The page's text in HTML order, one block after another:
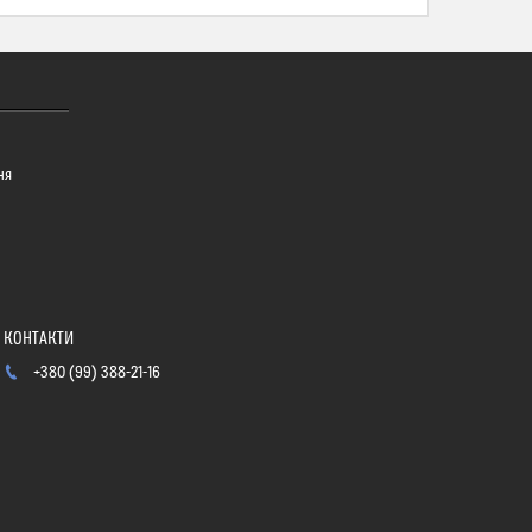
+380 (99) 388-21-16